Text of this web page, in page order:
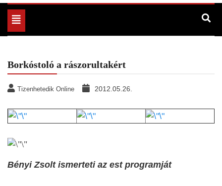
Toggle
navigation
Borkóstoló a rászorultakért
Tizenhetedik Online 2012.05.26.
Bényi Zsolt ismerteti az est programját